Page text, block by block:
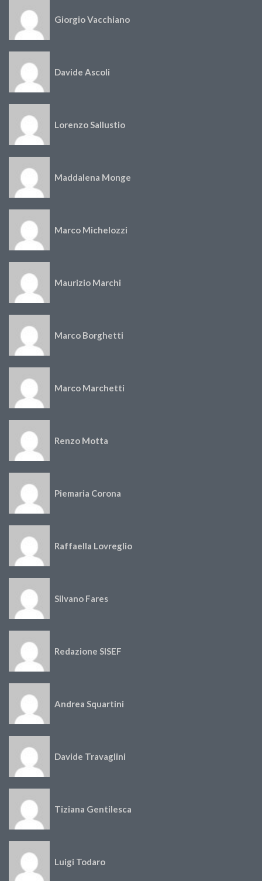
Giorgio Vacchiano
Davide Ascoli
Lorenzo Sallustio
Maddalena Monge
Marco Michelozzi
Maurizio Marchi
Marco Borghetti
Marco Marchetti
Renzo Motta
Piemaria Corona
Raffaella Lovreglio
Silvano Fares
Redazione SISEF
Andrea Squartini
Davide Travaglini
Tiziana Gentilesca
Luigi Todaro